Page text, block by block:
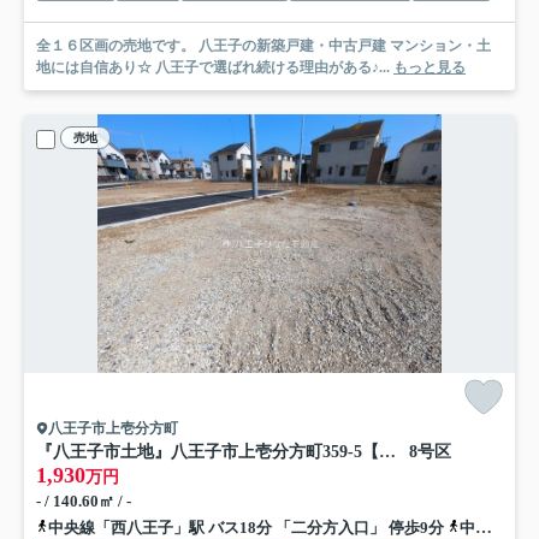
全１６区画の売地です。 八王子の新築戸建・中古戸建 マンション・土
地には自信あり☆ 八王子で選ばれ続ける理由がある♪... もっと見る
売地
八王子市上壱分方町
『八王子市土地』八王子市上壱分方町359-5【仲介手数料無料】 8号区
1,930万円
- / 140.60㎡ / -
中央線「西八王子」駅 バス18分 「二分方入口」 停歩9分
中央線「八王子」駅 バス24分 「二分方入口」 停歩9分